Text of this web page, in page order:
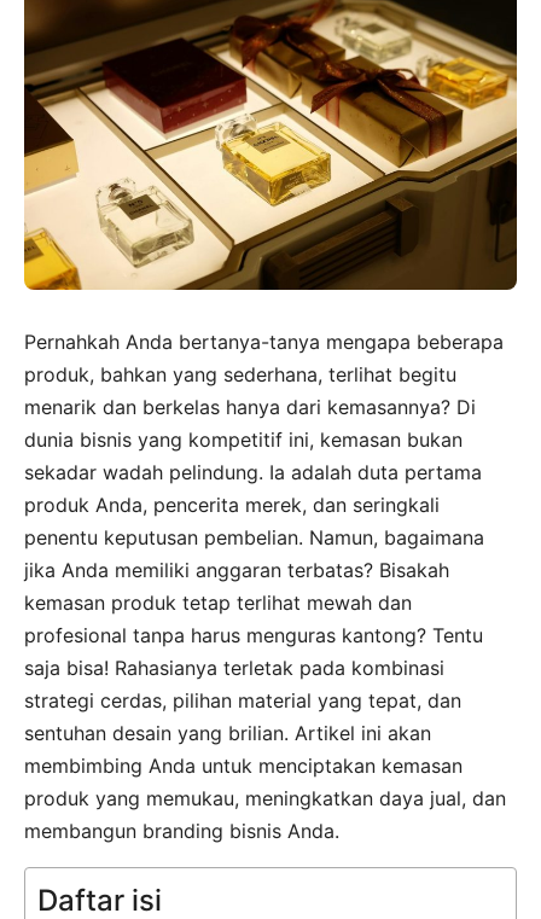
Pernahkah Anda bertanya-tanya mengapa beberapa
produk, bahkan yang sederhana, terlihat begitu
menarik dan berkelas hanya dari kemasannya? Di
dunia bisnis yang kompetitif ini, kemasan bukan
sekadar wadah pelindung. Ia adalah duta pertama
produk Anda, pencerita merek, dan seringkali
penentu keputusan pembelian. Namun, bagaimana
jika Anda memiliki anggaran terbatas? Bisakah
kemasan produk tetap terlihat mewah dan
profesional tanpa harus menguras kantong? Tentu
saja bisa! Rahasianya terletak pada kombinasi
strategi cerdas, pilihan material yang tepat, dan
sentuhan desain yang brilian. Artikel ini akan
membimbing Anda untuk menciptakan kemasan
produk yang memukau, meningkatkan daya jual, dan
membangun branding bisnis Anda.
Daftar isi